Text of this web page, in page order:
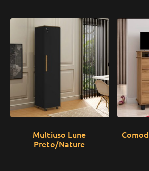
Multiuso Lune
Preto/Nature